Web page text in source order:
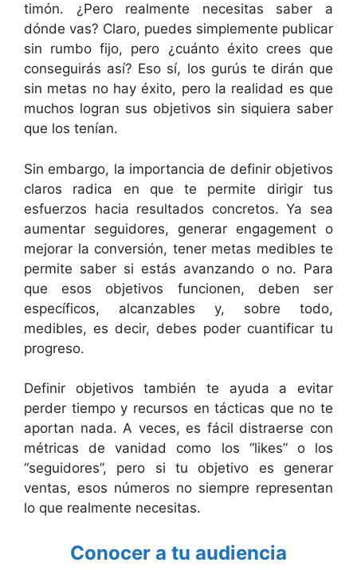
timón. ¿Pero realmente necesitas saber a
dónde vas? Claro, puedes simplemente publicar
sin rumbo fijo, pero ¿cuánto éxito crees que
conseguirás así? Eso sí, los gurús te dirán que
sin metas no hay éxito, pero la realidad es que
muchos logran sus objetivos sin siquiera saber
que los tenían.
Sin embargo, la importancia de definir objetivos
claros radica en que te permite dirigir tus
esfuerzos hacia resultados concretos. Ya sea
aumentar seguidores, generar engagement o
mejorar la conversión, tener metas medibles te
permite saber si estás avanzando o no. Para
que esos objetivos funcionen, deben ser
específicos, alcanzables y, sobre todo,
medibles, es decir, debes poder cuantificar tu
progreso.
Definir objetivos también te ayuda a evitar
perder tiempo y recursos en tácticas que no te
aportan nada. A veces, es fácil distraerse con
métricas de vanidad como los “likes” o los
“seguidores”, pero si tu objetivo es generar
ventas, esos números no siempre representan
lo que realmente necesitas.
Conocer a tu audiencia